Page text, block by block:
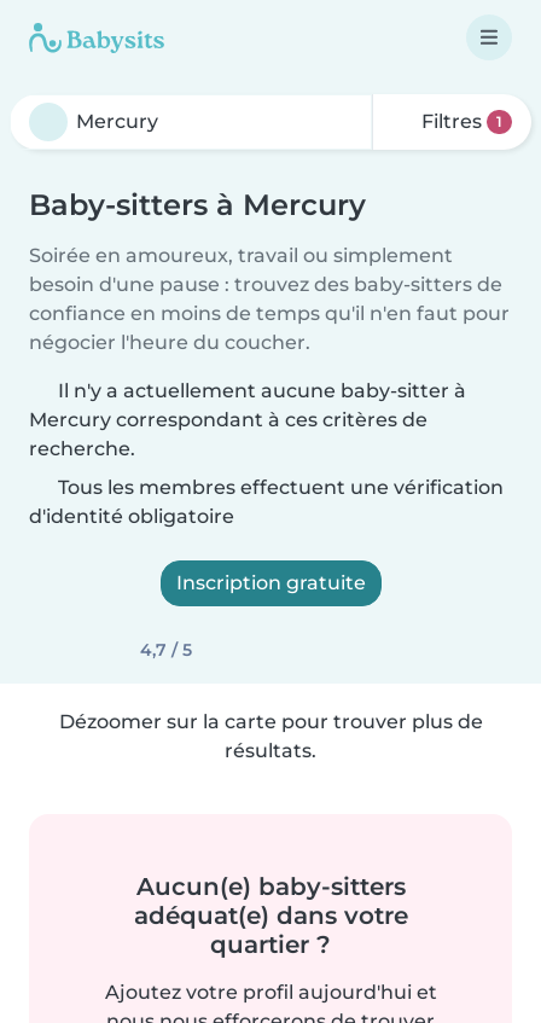
Filtres 1
Baby-sitters à Mercury
Soirée en amoureux, travail ou simplement
besoin d'une pause : trouvez des baby-sitters de
confiance en moins de temps qu'il n'en faut pour
négocier l'heure du coucher.
Il n'y a actuellement aucune baby-sitter à
Mercury correspondant à ces critères de
recherche.
Tous les membres effectuent une vérification
d'identité obligatoire
Inscription gratuite
4,7 / 5
Dézoomer sur la carte pour trouver plus de
résultats.
Aucun(e) baby-sitters
adéquat(e) dans votre
quartier ?
Ajoutez votre profil aujourd'hui et